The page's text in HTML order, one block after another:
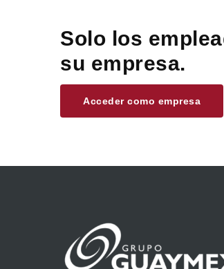
Solo los
su empresa.
Acceder como empresa